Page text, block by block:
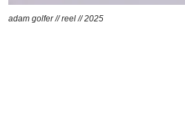
adam golfer // reel // 2025